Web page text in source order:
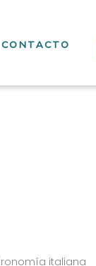
CONTACTO
italiana